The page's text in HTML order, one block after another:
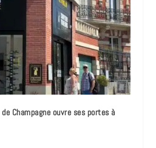
Champagne ouvre ses portes à